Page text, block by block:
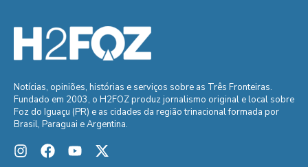
Notícias, opiniões, histórias e serviços sobre as Três Fronteiras.
Fundado em 2003, o H2FOZ produz jornalismo original e local sobre
Foz do Iguaçu (PR) e as cidades da região trinacional formada por
Brasil, Paraguai e Argentina.